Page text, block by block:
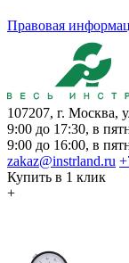
Правовая
107207, г. Москва,
9:00 до 17:30, в
9:00 до 16:00, в
zakaz@instrland.ru
Купить в 1 клик
+